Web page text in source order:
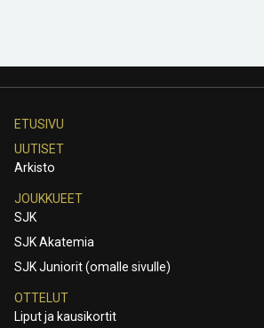
ETUSIVU
UUTISET
Arkisto
JOUKKUEET
SJK
SJK Akatemia
SJK Juniorit (omalle sivulle)
OTTELUT
Liput ja kausikortit